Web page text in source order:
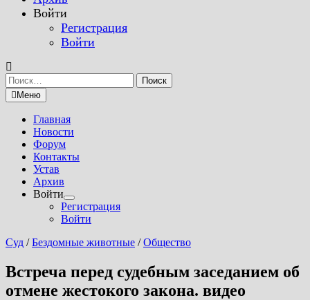
Войти
Регистрация
Войти
Найти:
Меню
Главная
Новости
Форум
Контакты
Устав
Архив
Войти
Показать
подменю
Регистрация
Войти
Суд /Бездомные животные /Общество
Встреча перед судебным заседанием об
отмене жестокого закона. видео